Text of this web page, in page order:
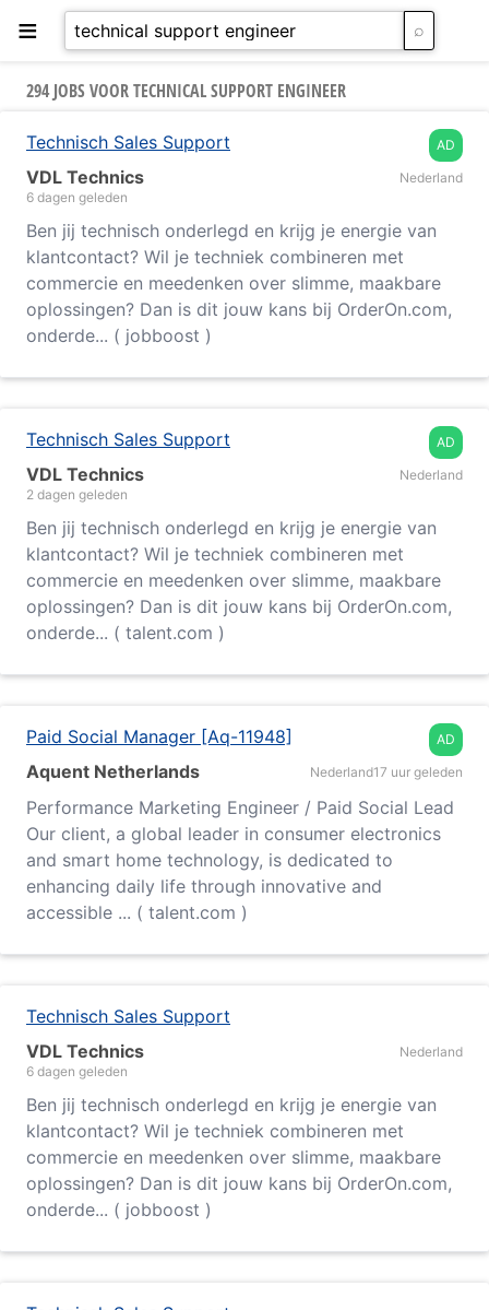
≡
294 JOBS VOOR TECHNICAL SUPPORT ENGINEER
AD
Technisch Sales Support
VDL Technics
Nederland
6 dagen geleden
Ben jij technisch onderlegd en krijg je energie van
klantcontact? Wil je techniek combineren met
commercie en meedenken over slimme, maakbare
oplossingen? Dan is dit jouw kans bij OrderOn.com,
onderde... ( jobboost )
AD
Technisch Sales Support
VDL Technics
Nederland
2 dagen geleden
Ben jij technisch onderlegd en krijg je energie van
klantcontact? Wil je techniek combineren met
commercie en meedenken over slimme, maakbare
oplossingen? Dan is dit jouw kans bij OrderOn.com,
onderde... ( talent.com )
AD
Paid Social Manager [Aq-11948]
Aquent Netherlands
Nederland17 uur geleden
Performance Marketing Engineer / Paid Social Lead
Our client, a global leader in consumer electronics
and smart home technology, is dedicated to
enhancing daily life through innovative and
accessible ... ( talent.com )
Technisch Sales Support
VDL Technics
Nederland
6 dagen geleden
Ben jij technisch onderlegd en krijg je energie van
klantcontact? Wil je techniek combineren met
commercie en meedenken over slimme, maakbare
oplossingen? Dan is dit jouw kans bij OrderOn.com,
onderde... ( jobboost )